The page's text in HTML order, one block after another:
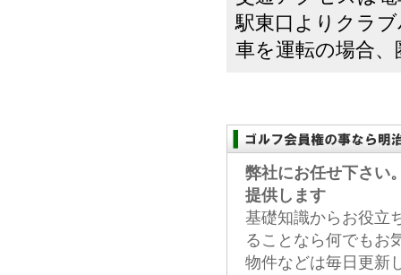
駅東口よりクラ
車を運転の場合、
弊社にお任せ下さい
提供します
基礎知識からお役立
ることなら何でもお
物件などは毎日更新